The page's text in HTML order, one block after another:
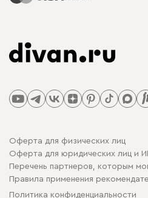
Оферта для физических лиц
Оферта для юридических лиц и
Перечень партнеров, которым
Правила применения
Политика конфиденциальности